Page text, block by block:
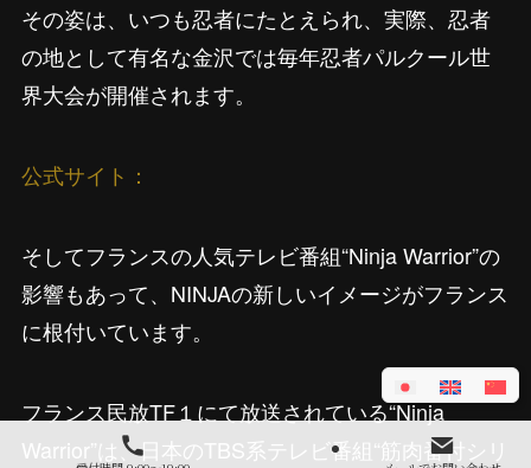
その姿は、いつも忍者にたとえられ、実際、忍者
の地として有名な金沢では毎年忍者パルクール世
界大会が開催されます。
公式サイト：
そしてフランスの人気テレビ番組“Ninja Warrior”の
影響もあって、NINJAの新しいイメージがフランス
に根付いています。
フランス民放TF１にて放送されている“Ninja
Warrior”は、日本のTBS系テレビ番組“筋肉番付シリ